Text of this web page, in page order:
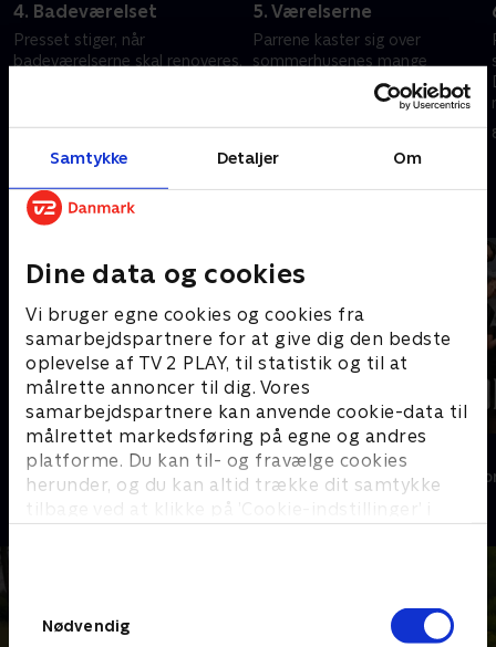
Samtykke Detaljer Om
Dine data og cookies
Vi bruger egne cookies og cookies fra
samarbejdspartnere for at give dig den bedste
oplevelse af TV 2 PLAY, til statistik og til at
målrette annoncer til dig. Vores
samarbejdspartnere kan anvende cookie-data til
målrettet markedsføring på egne og andres
platforme. Du kan til- og fravælge cookies
herunder, og du kan altid trække dit samtykke
tilbage ved at klikke på ’Cookie-indstillinger’ i
Nødvendig
4. Badeværelset
Presset stiger, når
badeværelserne skal renoveres.
skal nås, inden dommerne
25. marts 2026 • 41 min
5. Værelserne
Parrene kaster sig over
sommerhusenes mange
værelser, og det bliver til krea-
rum, gæsteværelser og
børneværelser i både huse og
1. april 2026 • 41 min
Andre så også
Nybyggerne
Reality • 3 sæsoner
Forræder
Reality • 4